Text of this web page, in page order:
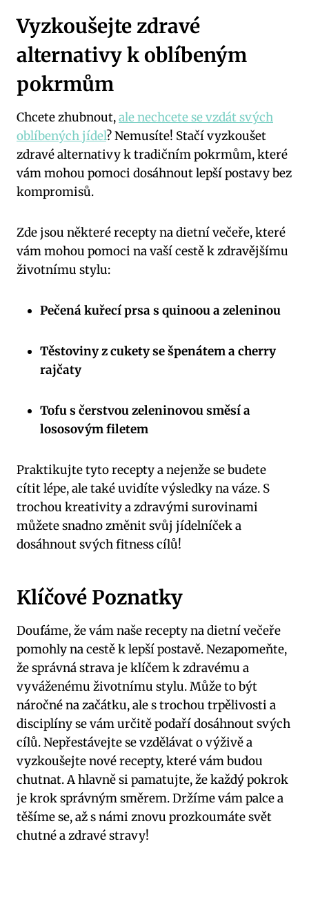
Vyzkoušejte zdravé
alternativy k oblíbeným
pokrmům
Chcete zhubnout,ale nechcete se vzdát svých
oblíbených jídel? Nemusíte! Stačí vyzkoušet
zdravé alternativy k tradičním pokrmům, které
vám mohou pomoci dosáhnout lepší postavy bez
kompromisů.
Zde jsou některé recepty na dietní večeře, které
vám mohou pomoci na vaší cestě k zdravějšímu
životnímu stylu:
Pečená kuřecí prsa s quinoou a zeleninou
Těstoviny z cukety se špenátem a cherry
rajčaty
Tofu s čerstvou zeleninovou směsí a
lososovým filetem
Praktikujte tyto recepty a nejenže se budete
cítit lépe, ale také uvidíte výsledky na váze. S
trochou kreativity a zdravými surovinami
můžete snadno změnit svůj jídelníček a
dosáhnout svých fitness cílů!
Klíčové Poznatky
Doufáme, že vám naše recepty na dietní večeře
pomohly na cestě k lepší postavě. Nezapomeňte,
že správná strava je klíčem k zdravému a
vyváženému životnímu stylu. Může to být
náročné na začátku, ale s trochou trpělivosti a
disciplíny se vám určitě podaří dosáhnout svých
cílů. Nepřestávejte se vzdělávat o výživě a
vyzkoušejte nové recepty, které vám budou
chutnat. A hlavně si pamatujte, že každý pokrok
je krok správným směrem. Držíme vám palce a
těšíme se, až s námi znovu prozkoumáte svět
chutné a zdravé stravy!